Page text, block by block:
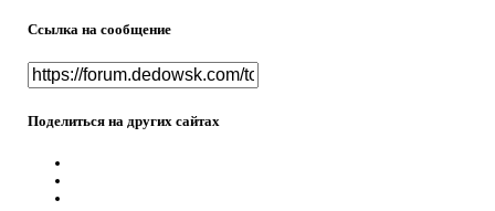
Ссылка на сообщение
Поделиться на других сайтах